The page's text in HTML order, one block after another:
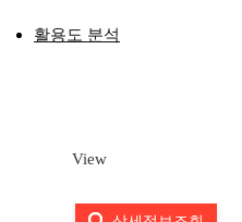
활용도 분석
View